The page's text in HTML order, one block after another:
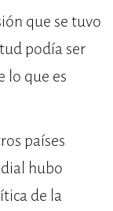
que se tuvo
podía ser
lo que es
países
hubo
de la